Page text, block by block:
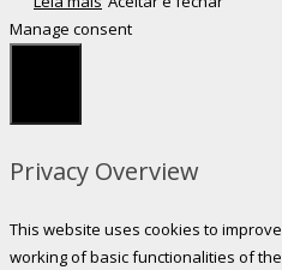
Manage consent
Privacy Overview
This website uses cookies to
working of basic functionalities of